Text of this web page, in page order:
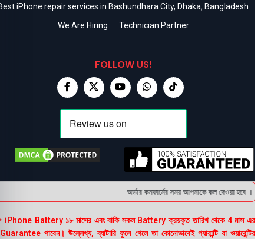
iPhone repair services in Bashundhara City, Dhaka, Bangladesh
We Are Hiring
Technician Partner
FOLLOW US!
অর্ডার কনফার্মের সময় আপনাকে কল দেওয়া হবে ।
Battery ১৮ মাসের এবং বাকি সকল Battery ক্রয়কৃত তারিখ থেকে 4 মাস এর
পাবেন। উল্লেখ্য, ব্যাটারি ফুলে গেলে তা কোনোভাবেই গ্যারান্টি বা ওয়ারেন্টির